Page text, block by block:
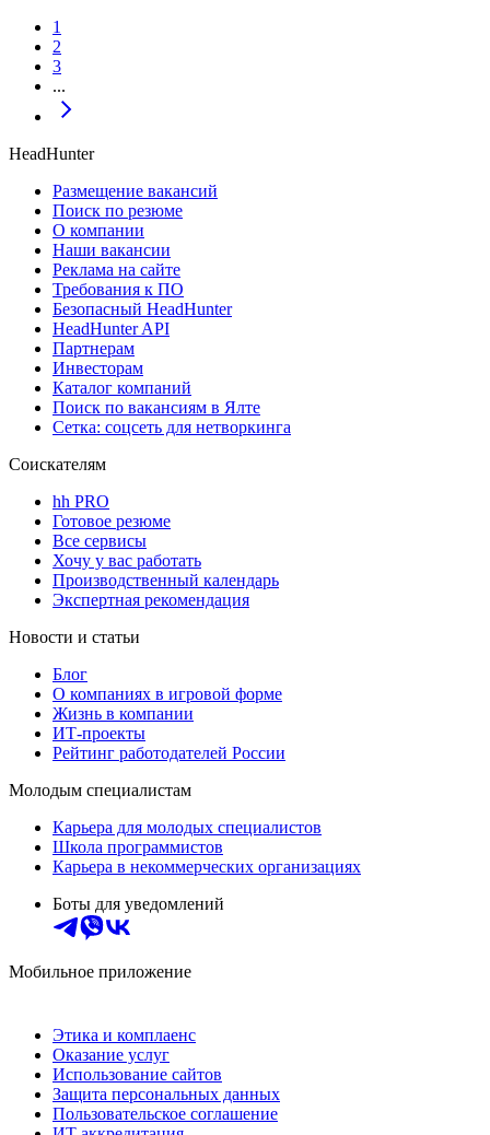
1
2
3
...
HeadHunter
Размещение вакансий
Поиск по резюме
О компании
Наши вакансии
Реклама на сайте
Требования к ПО
Безопасный HeadHunter
HeadHunter API
Партнерам
Инвесторам
Каталог компаний
Поиск по вакансиям в Ялте
Сетка: соцсеть для нетворкинга
Соискателям
hh PRO
Готовое резюме
Все сервисы
Хочу у вас работать
Производственный календарь
Экспертная рекомендация
Новости и статьи
Блог
О компаниях в игровой форме
Жизнь в компании
ИТ-проекты
Рейтинг работодателей России
Молодым специалистам
Карьера для молодых специалистов
Школа программистов
Карьера в некоммерческих организациях
Боты для уведомлений
Мобильное приложение
Этика и комплаенс
Оказание услуг
Использование сайтов
Защита персональных данных
Пользовательское соглашение